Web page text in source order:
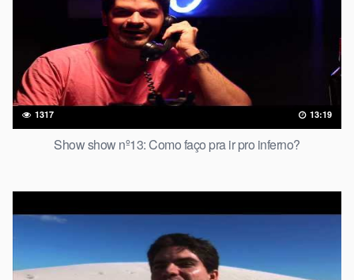
1317 13:19
Show show nº13: Como faço pra ir pro inferno?